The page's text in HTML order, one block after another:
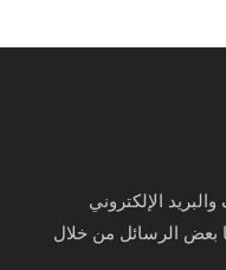
الإلكتروني
بعض الرسائل من خلال